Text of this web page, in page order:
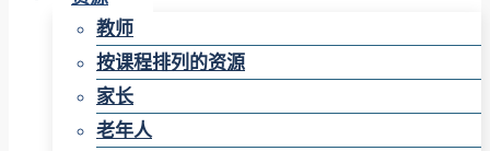
教师
按课程排列的资源
家长
老年人